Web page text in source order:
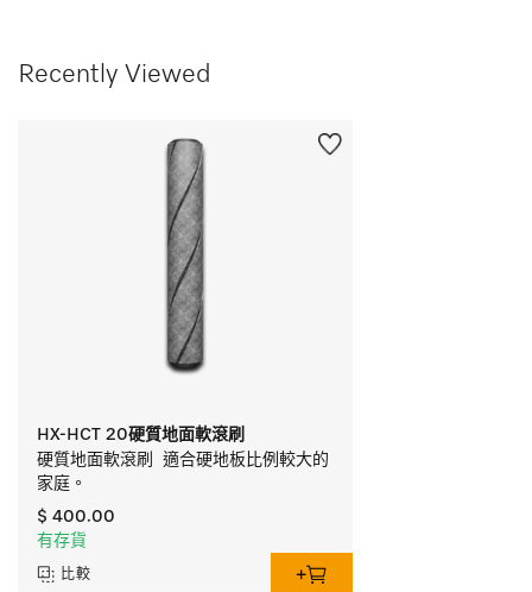
Recently Viewed
HX-HCT 20硬質地面軟滾刷
硬質地面軟滾刷  適合硬地板比例較大的
家庭。
$ 400.00
有存貨
比較